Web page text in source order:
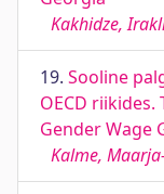
Kakhidze,
19. Sooline
OECD
Gender Wage
Kalme,